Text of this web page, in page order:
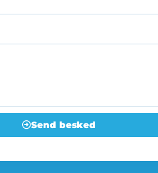
Send besked